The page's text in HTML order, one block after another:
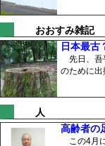
おおすみ雑記
日本最
先日、吾
のために
人
高齢者の
この4月